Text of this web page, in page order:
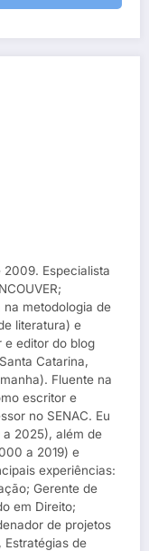
Especialista
na metodologia de
literatura) e
e editor do blog
Catarina,
Fluente na
escritor e
no SENAC. Eu
2025), além de
a 2019) e
experiências:
Gerente de
em Direito;
de projetos
Estratégias de